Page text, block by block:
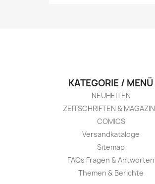
KATEGORIE / MENÜ
NEUHEITEN
ZEITSCHRIFTEN &
COMICS
Versandkataloge
Sitemap
FAQs Fragen & Antworten
Themen & Berichte